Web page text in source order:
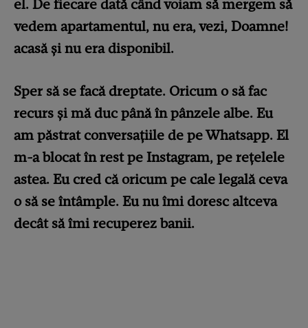
el. De fiecare dată când voiam să mergem să
vedem apartamentul, nu era, vezi, Doamne!
acasă și nu era disponibil.
Sper să se facă dreptate. Oricum o să fac
recurs și mă duc până în pânzele albe. Eu
am păstrat conversațiile de pe Whatsapp. El
m-a blocat în rest pe Instagram, pe rețelele
astea. Eu cred că oricum pe cale legală ceva
o să se întâmple. Eu nu îmi doresc altceva
decât să îmi recuperez banii.